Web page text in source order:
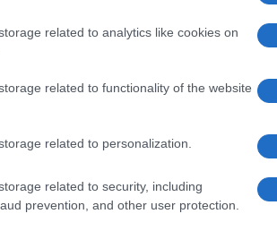
related to analytics like cookies on
related to functionality of the website
related to personalization.
related to security, including
prevention, and other user protection.